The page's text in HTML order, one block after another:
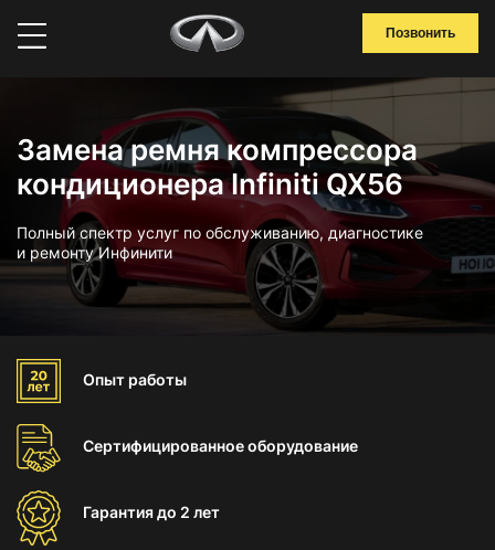
Позвонить
Замена ремня компрессора
кондиционера Infiniti QX56
Полный спектр услуг по обслуживанию, диагностике
и ремонту Инфинити
Опыт работы
Сертифицированноеоборудование
Гарантиядо 2 лет